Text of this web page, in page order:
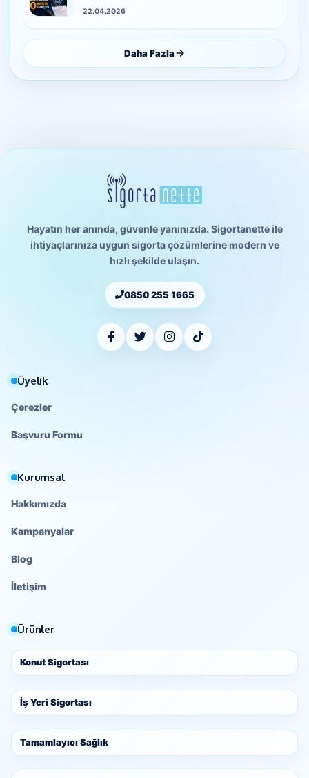
22.04.2026
Daha Fazla
Hayatın her anında, güvenle yanınızda. Sigortanette ile
ihtiyaçlarınıza uygun sigorta çözümlerine modern ve
hızlı şekilde ulaşın.
0850 255 1665
Üyelik
Çerezler
Başvuru Formu
Kurumsal
Hakkımızda
Kampanyalar
Blog
İletişim
Ürünler
Konut Sigortası
İş Yeri Sigortası
Tamamlayıcı Sağlık